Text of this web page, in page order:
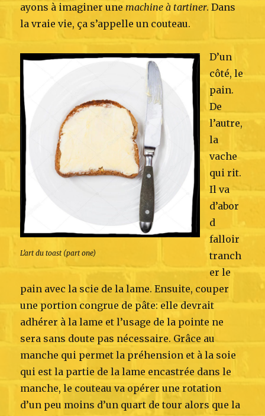
ayons à imaginer une machine à tartiner. Dans
la vraie vie, ça s’appelle un couteau.
L’art du toast (part one)
D’un
côté, le
pain.
De
l’autre,
la
vache
qui rit.
Il va
d’abor
d
falloir
tranch
er le
pain avec la scie de la lame. Ensuite, couper
une portion congrue de pâte: elle devrait
adhérer à la lame et l’usage de la pointe ne
sera sans doute pas nécessaire. Grâce au
manche qui permet la préhension et à la soie
qui est la partie de la lame encastrée dans le
manche, le couteau va opérer une rotation
d’un peu moins d’un quart de tour alors que la